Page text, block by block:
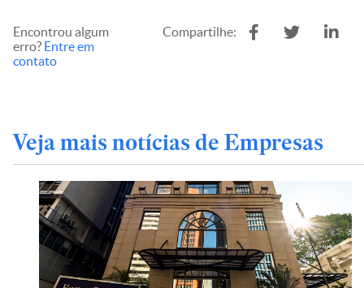
Encontrou algum
erro? Entre em
contato
Compartilhe:
Veja mais notícias de Empresas